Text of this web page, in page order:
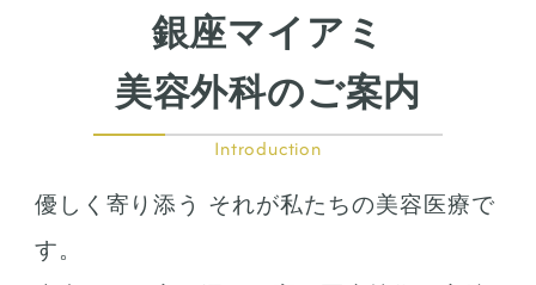
銀座マイアミ
美容外科のご案内
Introduction
優しく寄り添う それが私たちの美容医療で
す。